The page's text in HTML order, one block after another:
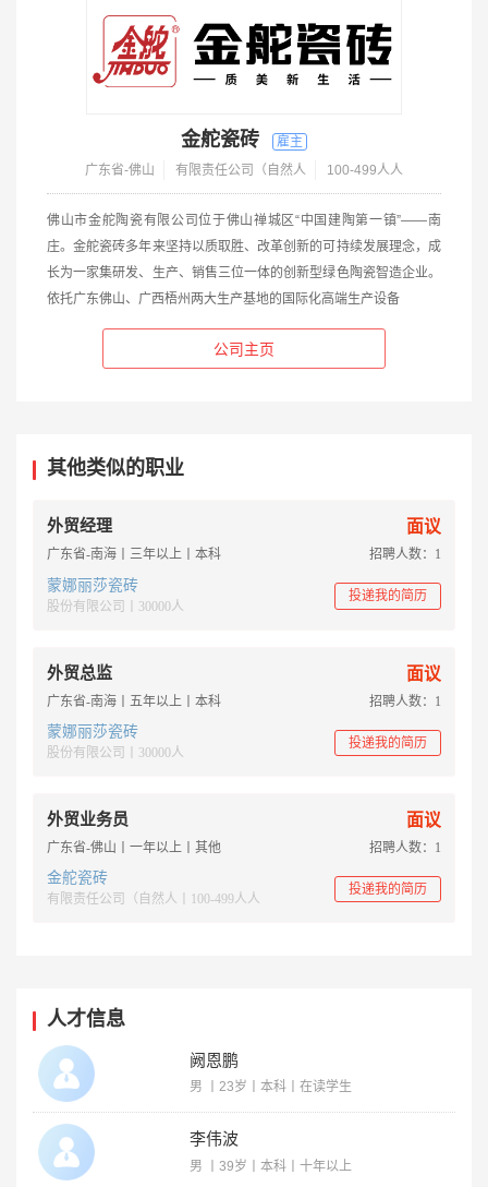
金舵瓷砖
广东省-佛山 有限责任公司（自然人 100-499人人
佛山市金舵陶瓷有限公司位于佛山禅城区“中国建陶第一镇”——南
庄。金舵瓷砖多年来坚持以质取胜、改革创新的可持续发展理念，成
长为一家集研发、生产、销售三位一体的创新型绿色陶瓷智造企业。
依托广东佛山、广西梧州两大生产基地的国际化高端生产设备
公司主页
其他类似的职业
外贸经理 面议
广东省-南海丨三年以上丨本科 招聘人数：1
蒙娜丽莎瓷砖
股份有限公司丨30000人
投递我的简历
外贸总监 面议
广东省-南海丨五年以上丨本科 招聘人数：1
蒙娜丽莎瓷砖
股份有限公司丨30000人
投递我的简历
外贸业务员 面议
广东省-佛山丨一年以上丨其他 招聘人数：1
金舵瓷砖
有限责任公司（自然人丨100-499人人
投递我的简历
人才信息
阙恩鹏
男 丨23岁丨本科丨在读学生
李伟波
男 丨39岁丨本科丨十年以上